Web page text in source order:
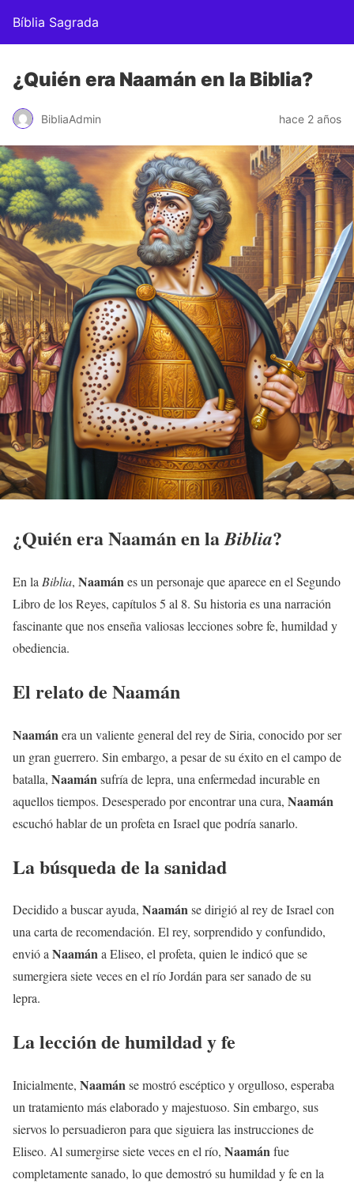
Bíblia Sagrada
¿Quién era Naamán en la Biblia?
BibliaAdmin hace 2 años
¿Quién eraNaamánen laBiblia?
En la Biblia, Naamánes un personaje que aparece en el Segundo
Libro de los Reyes, capítulos 5 al 8. Su historia es una narración
fascinante que nos enseña valiosas lecciones sobre fe, humildad y
obediencia.
El relato de Naamán
Naamánera un valiente general del rey de Siria, conocido por ser
un gran guerrero. Sin embargo, a pesar de su éxito en el campo de
batalla, Naamánsufría de lepra, una enfermedad incurable en
aquellos tiempos. Desesperado por encontrar una cura, Naamán
escuchó hablar de un profeta en Israel que podría sanarlo.
La búsqueda de la sanidad
Decidido a buscar ayuda, Naamánse dirigió al rey de Israel con
una carta de recomendación. El rey, sorprendido y confundido,
envió aNaamána Eliseo, el profeta, quien le indicó que se
sumergiera siete veces en el río Jordán para ser sanado de su
lepra.
La lección de humildad y fe
Inicialmente, Naamánse mostró escéptico y orgulloso, esperaba
un tratamiento más elaborado y majestuoso. Sin embargo, sus
siervos lo persuadieron para que siguiera las instrucciones de
Eliseo. Al sumergirse siete veces en el río, Naamánfue
completamente sanado, lo que demostró su humildad y fe en la